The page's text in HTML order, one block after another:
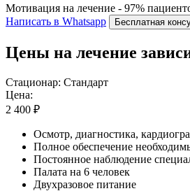
Мотивация на лечение - 97%
Написать в Whatsapp
Бесплатная
Цены на лечение
Стационар: Стандарт
Цена:
2 400 ₽
Осмотр, диагностика,
Полное обеспечение
Постоянное наблюдение
Палата на 6 человек
Двухразовое питание